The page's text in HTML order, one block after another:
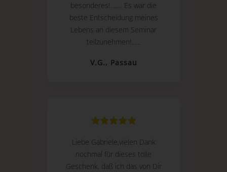
besonderes!........ Es war die
beste Entscheidung meines
Lebens an diesem Seminar
teilzunehmen!......
V.G., Passau
Liebe Gabriele,vielen Dank
nochmal für dieses tolle
Geschenk, daß ich das von Dir